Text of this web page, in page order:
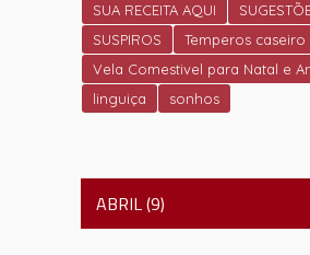
SUA RECEITA AQUI
SUSPIROS
Temperos caseiro
Vela Comestivel para Natal e
linguiça
sonhos